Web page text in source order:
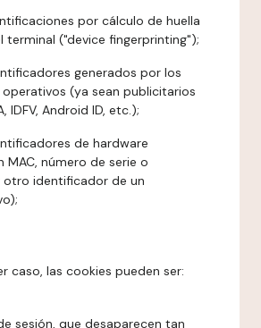
por cálculo de huella
terminal ("device fingerprinting");
generados por los
(ya sean publicitarios
IDFV, Android ID, etc.);
de hardware
MAC, número de serie o
otro identificador de un
caso, las cookies pueden ser:
sesión, que desaparecen tan